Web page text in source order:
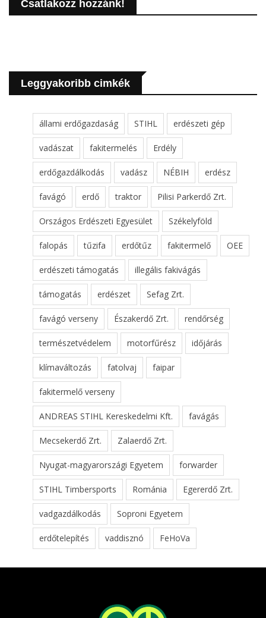
Csatlakozz hozzánk!
Leggyakoribb cimkék
állami erdőgazdaság STIHL erdészeti gép
vadászat fakitermelés Erdély
erdőgazdálkodás vadász NÉBIH erdész
favágó erdő traktor Pilisi Parkerdő Zrt.
Országos Erdészeti Egyesület Székelyföld
falopás tűzifa erdőtűz fakitermelő OEE
erdészeti támogatás illegális fakivágás
támogatás erdészet Sefag Zrt.
favágó verseny Északerdő Zrt. rendőrség
természetvédelem motorfűrész időjárás
klímaváltozás fatolvaj faipar
fakitermelő verseny
ANDREAS STIHL Kereskedelmi Kft. favágás
Mecsekerdő Zrt. Zalaerdő Zrt.
Nyugat-magyarországi Egyetem forwarder
STIHL Timbersports Románia Egererdő Zrt.
vadgazdálkodás Soproni Egyetem
erdőtelepítés vaddisznó FeHoVa